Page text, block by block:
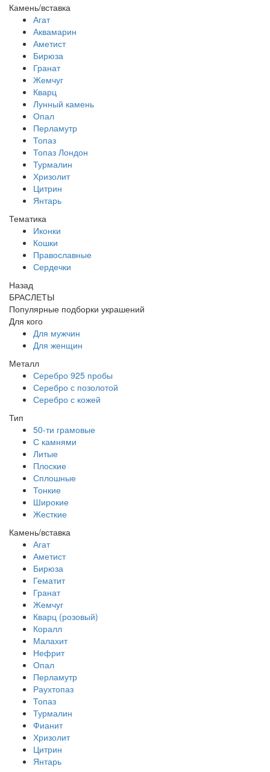
Камень/вставка
Агат
Аквамарин
Аметист
Бирюза
Гранат
Жемчуг
Кварц
Лунный камень
Опал
Перламутр
Топаз
Топаз Лондон
Турмалин
Хризолит
Цитрин
Янтарь
Тематика
Иконки
Кошки
Православные
Сердечки
Назад
БРАСЛЕТЫ
Популярные подборки украшений
Для кого
Для мужчин
Для женщин
Металл
Серебро 925 пробы
Серебро с позолотой
Серебро с кожей
Тип
50-ти грамовые
С камнями
Литые
Плоские
Сплошные
Тонкие
Широкие
Жесткие
Камень/вставка
Агат
Аметист
Бирюза
Гематит
Гранат
Жемчуг
Кварц (розовый)
Коралл
Малахит
Нефрит
Опал
Перламутр
Раухтопаз
Топаз
Турмалин
Фианит
Хризолит
Цитрин
Янтарь